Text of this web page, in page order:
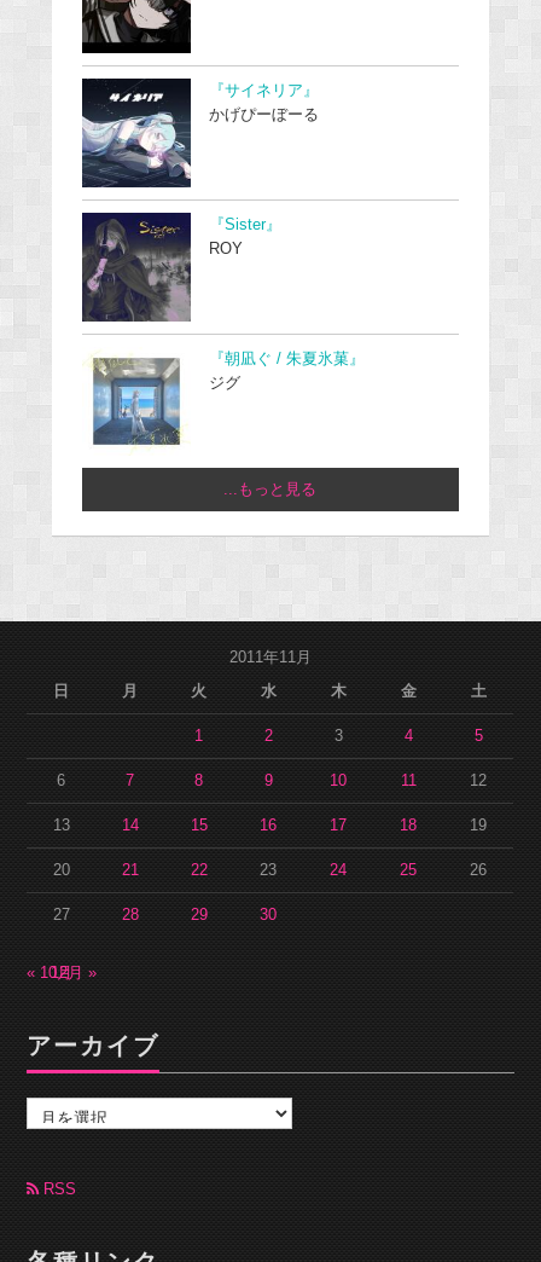
『サイネリア』
かげぴーぼーる
『Sister』
ROY
『朝凪ぐ / 朱夏氷菓』
ジグ
...もっと見る
2011年11月
日
月 火 水 木 金 土
1 2 3 4 5
6 7 8 9 10 11 12
13 14 15 16 17 18 19
20 21 22 23 24 25 26
27 28 29 30
« 10月12月 »
アーカイブ
カ
ブ RSS